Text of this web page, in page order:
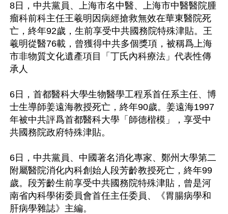
8日，中共黨員、上海市名中醫、上海市中醫醫院腫
瘤科前科主任王羲明因病經搶救無效在華東醫院死
亡，終年92歲，生前享受中共國務院特殊津貼。王
羲明從醫76載，曾獲得中共多個獎項，被稱爲上海
市非物質文化遺產項目「丁氏內科療法」代表性傳
承人
6日，首都醫科大學生物醫學工程系首任系主任、博
士生導師姜遠海教授死亡，終年90歲。姜遠海1997
年被中共評爲首都醫科大學「師德楷模」，享受中
共國務院政府特殊津貼。
6日，中共黨員、中國著名消化專家、鄭州大學第二
附屬醫院消化內科創始人段芳齡教授死亡，終年99
歲。段芳齡生前享受中共國務院特殊津貼，曾是河
南省內科學術委員會首任主任委員、《胃腸病學和
肝病學雜誌》主編。